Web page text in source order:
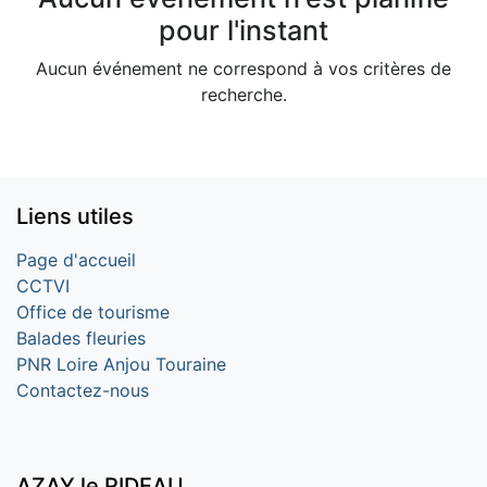
pour l'instant
Aucun événement ne correspond à vos critères de
recherche.
Liens utiles
Page d'accueil
CCTVI
Office de tourisme
Balades fleuries
PNR Loire Anjou Touraine
Contactez-nous